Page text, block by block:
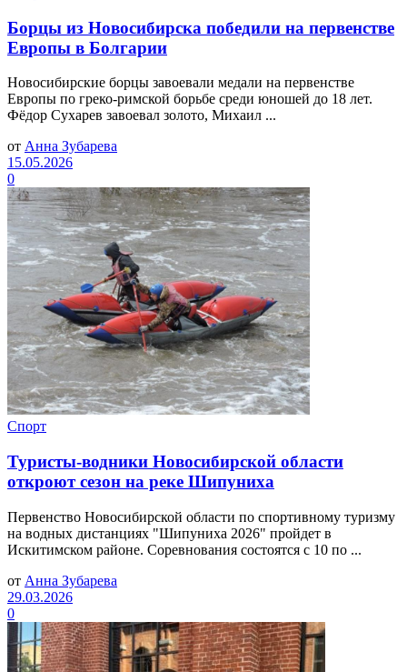
Борцы из Новосибирска победили на первенстве
Европы в Болгарии
Новосибирские борцы завоевали медали на первенстве
Европы по греко-римской борьбе среди юношей до 18 лет.
Фёдор Сухарев завоевал золото, Михаил ...
от Анна Зубарева
15.05.2026
0
Спорт
Туристы-водники Новосибирской области
откроют сезон на реке Шипуниха
Первенство Новосибирской области по спортивному туризму
на водных дистанциях "Шипуниха 2026" пройдет в
Искитимском районе. Соревнования состоятся с 10 по ...
от Анна Зубарева
29.03.2026
0